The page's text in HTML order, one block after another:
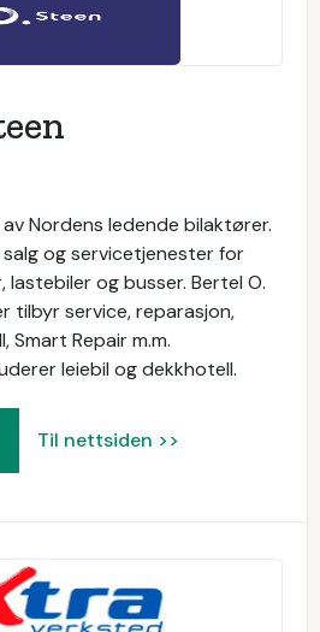
Nordens ledende bilaktører.
og servicetjenester for
lastebiler og busser. Bertel O.
tilbyr service, reparasjon,
Smart Repair m.m.
leiebil og dekkhotell.
Til nettsiden >>